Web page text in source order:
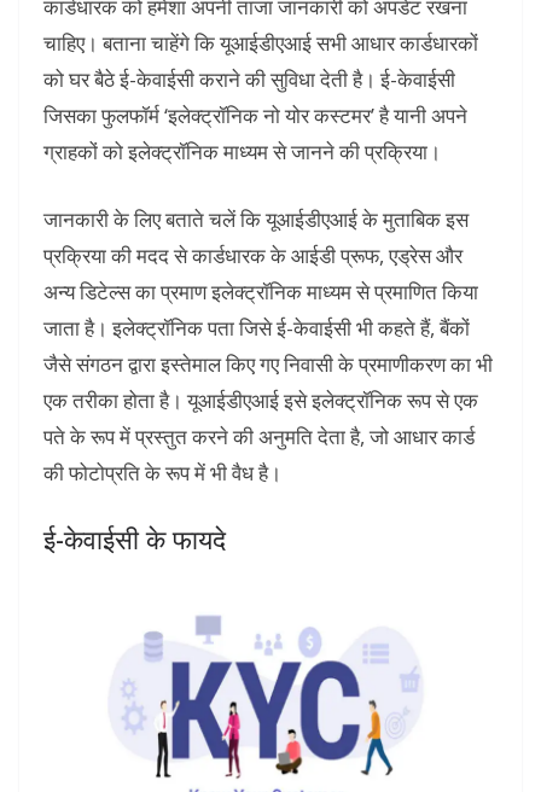
कार्डधारक को हमेशा अपनी ताजा जानकारी को अपडेट रखना
चाहिए। बताना चाहेंगे कि यूआईडीएआई सभी आधार कार्डधारकों
को घर बैठे ई-केवाईसी कराने की सुविधा देती है। ई-केवाईसी
जिसका फुलफॉर्म ‘इलेक्ट्रॉनिक नो योर कस्टमर’ है यानी अपने
ग्राहकों को इलेक्ट्रॉनिक माध्यम से जानने की प्रक्रिया।
जानकारी के लिए बताते चलें कि यूआईडीएआई के मुताबिक इस
प्रक्रिया की मदद से कार्डधारक के आईडी प्रूफ, एड्रेस और
अन्य डिटेल्स का प्रमाण इलेक्ट्रॉनिक माध्यम से प्रमाणित किया
जाता है। इलेक्ट्रॉनिक पता जिसे ई-केवाईसी भी कहते हैं, बैंकों
जैसे संगठन द्वारा इस्तेमाल किए गए निवासी के प्रमाणीकरण का भी
एक तरीका होता है। यूआईडीएआई इसे इलेक्ट्रॉनिक रूप से एक
पते के रूप में प्रस्तुत करने की अनुमति देता है, जो आधार कार्ड
की फोटोप्रति के रूप में भी वैध है।
ई-केवाईसी के फायदे